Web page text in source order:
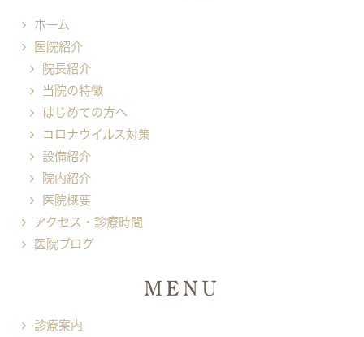
ホーム
医院紹介
院長紹介
当院の特徴
はじめての方へ
コロナウイルス対策
設備紹介
院内紹介
医院概要
アクセス・診療時間
医院ブログ
MENU
診療案内